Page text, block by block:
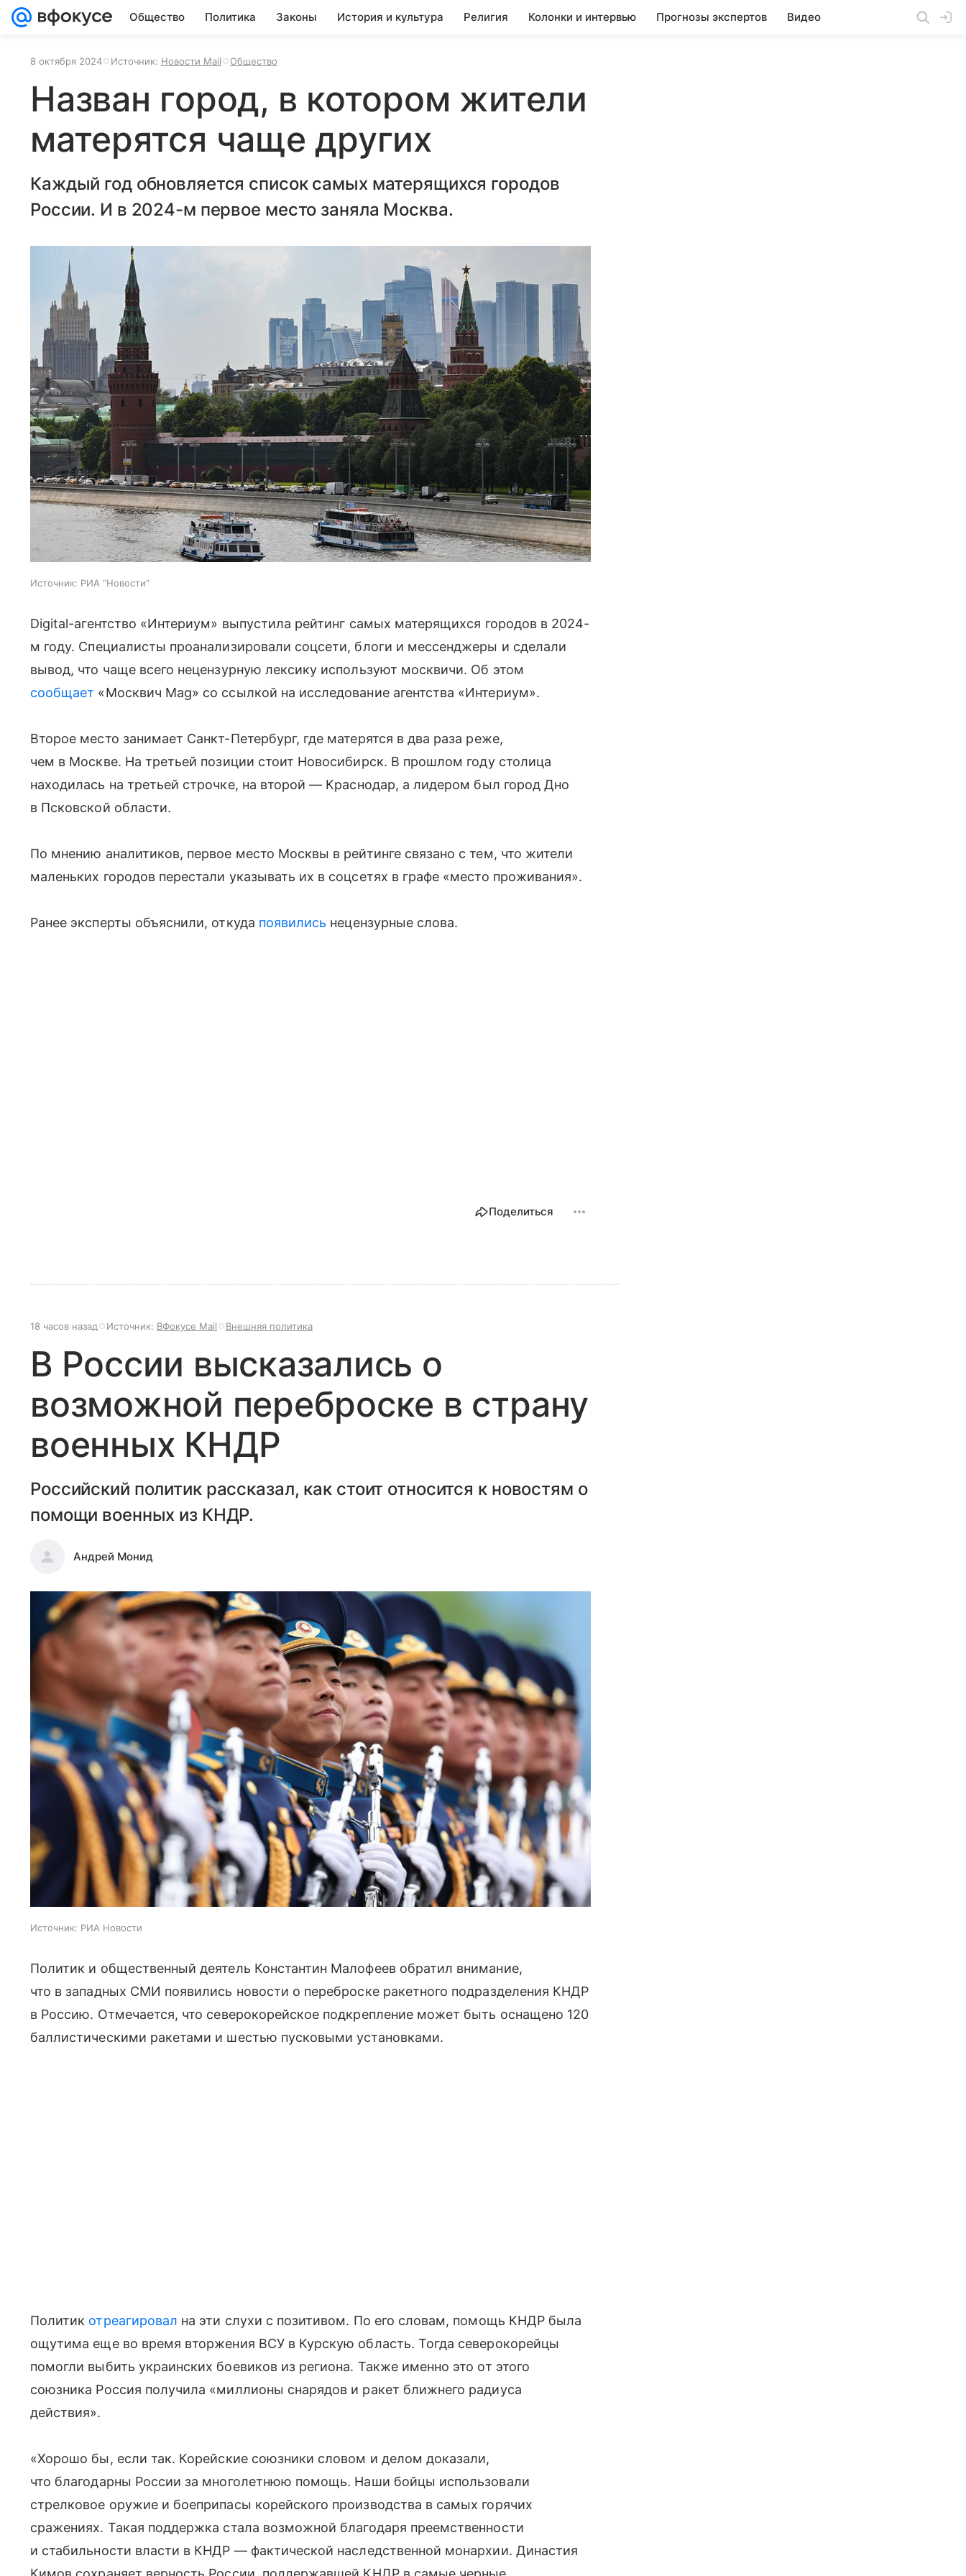
Общество Политика Законы История и культура Религия Колонки и интервью Прогнозы экспертов Видео
8 октября 2024 Источник: Новости Mail Общество
Назван город, в котором жители
матерятся чаще других
Каждый год обновляется список самых матерящихся городов
России. И в 2024-м первое место заняла Москва.
Источник: РИА "Новости"
Digital-агентство «Интериум» выпустила рейтинг самых матерящихся городов в 2024-
м году. Специалисты проанализировали соцсети, блоги и мессенджеры и сделали
вывод, что чаще всего нецензурную лексику используют москвичи. Об этом
сообщает «Москвич Mag» со ссылкой на исследование агентства «Интериум».
Второе место занимает Санкт-Петербург, где матерятся в два раза реже,
чем в Москве. На третьей позиции стоит Новосибирск. В прошлом году столица
находилась на третьей строчке, на второй — Краснодар, а лидером был город Дно
в Псковской области.
По мнению аналитиков, первое место Москвы в рейтинге связано с тем, что жители
маленьких городов перестали указывать их в соцсетях в графе «место проживания».
Ранее эксперты объяснили, откуда появились нецензурные слова.
Поделиться
18 часов назад Источник: ВФокусе Mail Внешняя политика
В России высказались о
возможной переброске в страну
военных КНДР
Российский политик рассказал, как стоит относится к новостям о
помощи военных из КНДР.
Андрей Монид
Источник: РИА Новости
Политик и общественный деятель Константин Малофеев обратил внимание,
что в западных СМИ появились новости о переброске ракетного подразделения КНДР
в Россию. Отмечается, что северокорейское подкрепление может быть оснащено 120
баллистическими ракетами и шестью пусковыми установками.
Политик отреагировал на эти слухи с позитивом. По его словам, помощь КНДР была
ощутима еще во время вторжения ВСУ в Курскую область. Тогда северокорейцы
помогли выбить украинских боевиков из региона. Также именно это от этого
союзника Россия получила «миллионы снарядов и ракет ближнего радиуса
действия».
«Хорошо бы, если так. Корейские союзники словом и делом доказали,
что благодарны России за многолетнюю помощь. Наши бойцы использовали
стрелковое оружие и боеприпасы корейского производства в самых горячих
сражениях. Такая поддержка стала возможной благодаря преемственности
и стабильности власти в КНДР — фактической наследственной монархии. Династия